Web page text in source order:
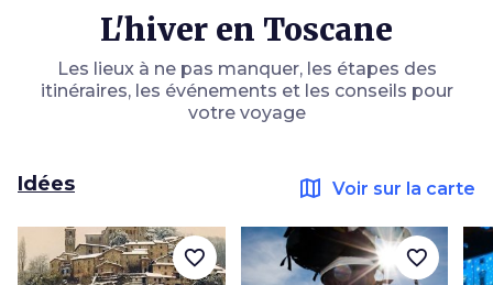
L'hiver en Toscane
Les lieux à ne pas manquer, les étapes des
itinéraires, les événements et les conseils pour
votre voyage
Idées map Voir sur la carte
favorite_border favorite_border